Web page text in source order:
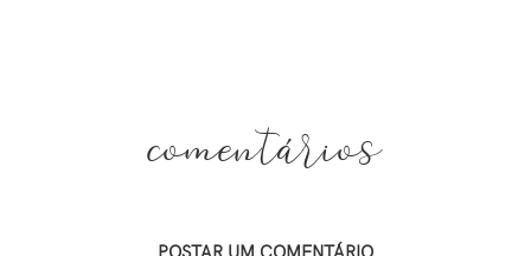
comentários
POSTAR UM COMENTÁRIO